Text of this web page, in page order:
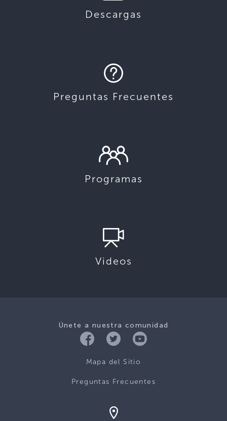
Descargas
Preguntas Frecuentes
Programas
Videos
Únete a nuestra comunidad
Mapa del Sitio
Preguntas Frecuentes